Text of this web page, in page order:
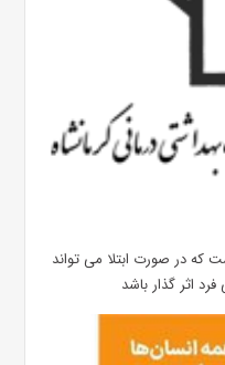
در صورت ابتلا می تواند
اثر گذار باشد